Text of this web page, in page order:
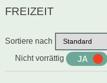
Alle Produkte
Holzkunst nach Hersteller
FREIZEIT
Sortiere nach
Nicht vorrättig JA